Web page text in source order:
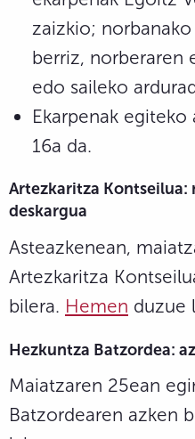
zaizkio;
berriz, norberaren
edo saileko
Ekarpenak
16a da.
Artezkaritza Kontseilua:
deskargua
Asteazkenean,
Artezkaritza
bilera. Hemen duzue
Hezkuntza Batzordea:
Maiatzaren 25ean
Batzordearen azken